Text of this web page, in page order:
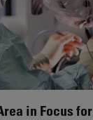
in Focus